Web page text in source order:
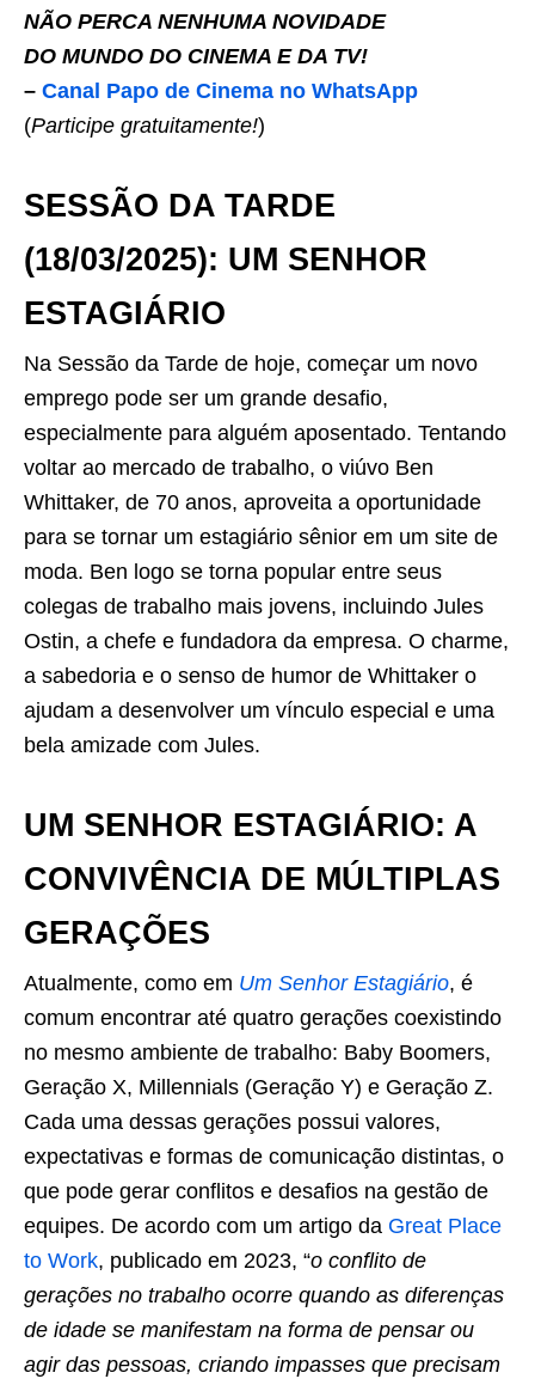
NÃO PERCA NENHUMA NOVIDADE
DO MUNDO DO CINEMA E DA TV!
– Canal Papo de Cinema no WhatsApp
(Participe gratuitamente!)
SESSÃO DA TARDE
(18/03/2025): UM SENHOR
ESTAGIÁRIO
Na Sessão da Tarde de hoje, começar um novo
emprego pode ser um grande desafio,
especialmente para alguém aposentado. Tentando
voltar ao mercado de trabalho, o viúvo Ben
Whittaker, de 70 anos, aproveita a oportunidade
para se tornar um estagiário sênior em um site de
moda. Ben logo se torna popular entre seus
colegas de trabalho mais jovens, incluindo Jules
Ostin, a chefe e fundadora da empresa. O charme,
a sabedoria e o senso de humor de Whittaker o
ajudam a desenvolver um vínculo especial e uma
bela amizade com Jules.
UM SENHOR ESTAGIÁRIO: A
CONVIVÊNCIA DE MÚLTIPLAS
GERAÇÕES
Atualmente, como em Um Senhor Estagiário, é
comum encontrar até quatro gerações coexistindo
no mesmo ambiente de trabalho: Baby Boomers,
Geração X, Millennials (Geração Y) e Geração Z.
Cada uma dessas gerações possui valores,
expectativas e formas de comunicação distintas, o
que pode gerar conflitos e desafios na gestão de
equipes. De acordo com um artigo da Great Place
to Work, publicado em 2023, “o conflito de
gerações no trabalho ocorre quando as diferenças
de idade se manifestam na forma de pensar ou
agir das pessoas, criando impasses que precisam